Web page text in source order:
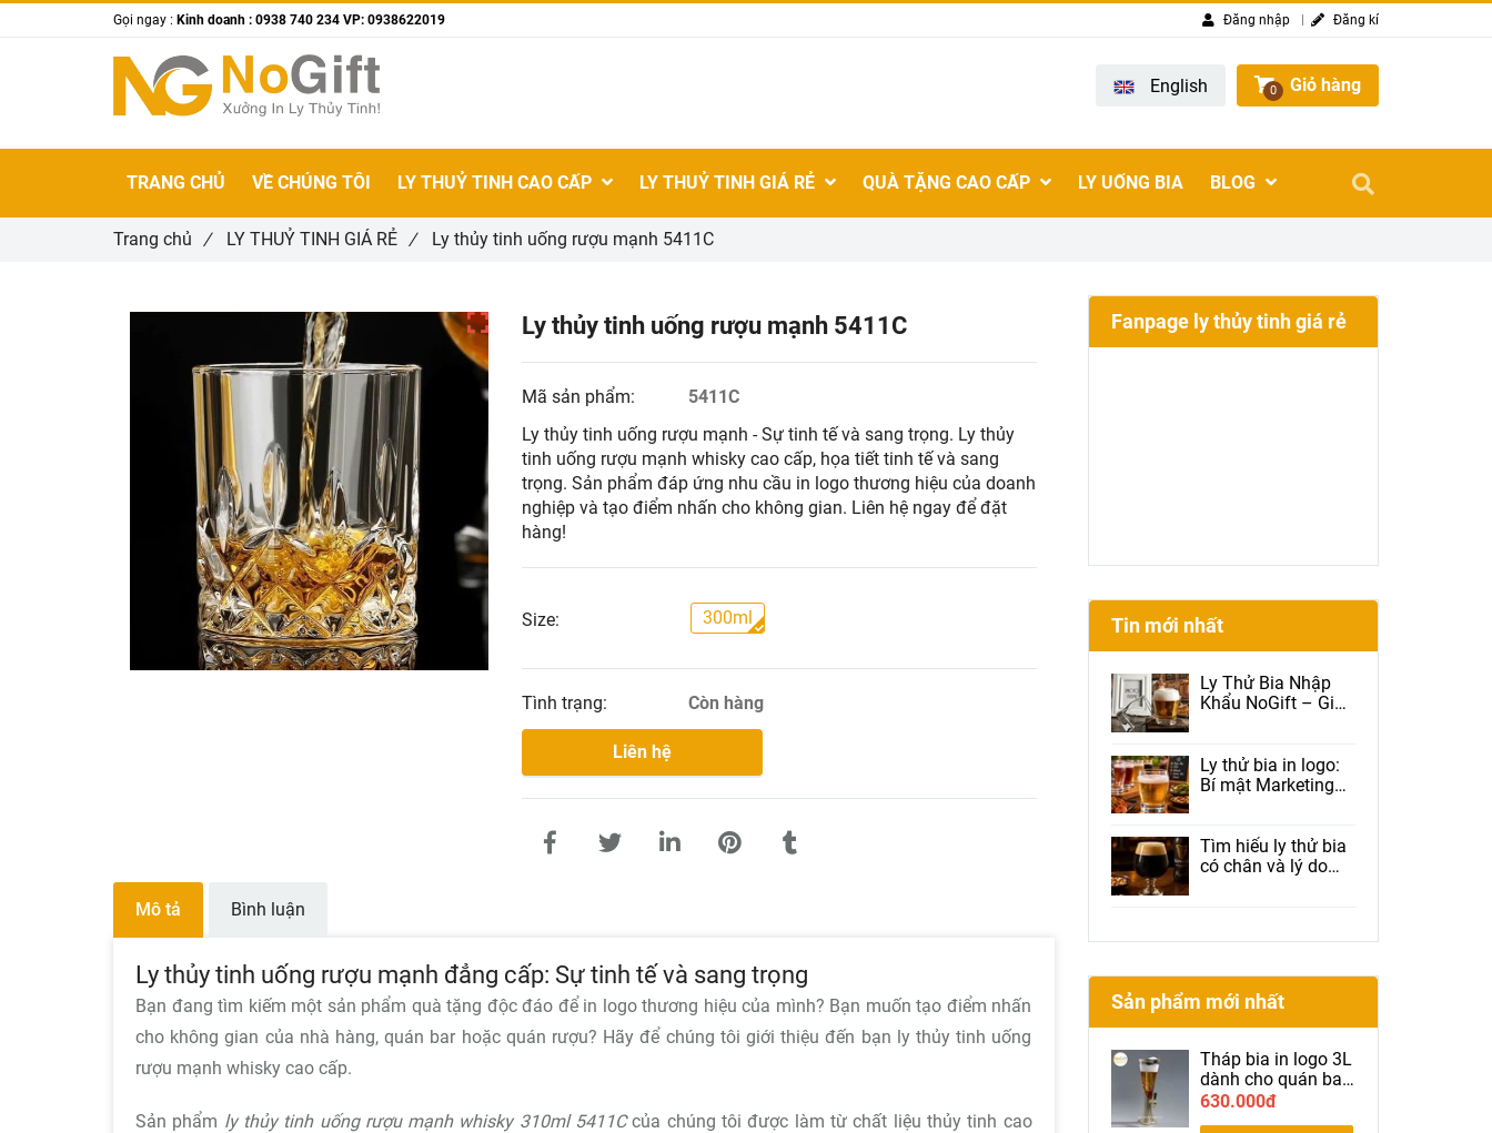
Ly thủy tinh uống rượu mạnh 5411C
Mã sản phẩm:
5411C
Ly thủy tinh uống rượu mạnh - Sự tinh tế và sang trọng. Ly thủy
tinh uống rượu mạnh whisky cao cấp, họa tiết tinh tế và sang
trọng. Sản phẩm đáp ứng nhu cầu in logo thương hiệu của doanh
nghiệp và tạo điểm nhấn cho không gian. Liên hệ ngay để đặt
hàng!
Size: 300ml
Tình trạng: Còn hàng
Liên hệ
Mô tả Bình luận
Ly thủy tinh uống rượu mạnh đẳng cấp: Sự tinh tế và sang trọng
Bạn đang tìm kiếm một sản phẩm quà tặng độc đáo để in logo thương hiệu của mình? Bạn muốn tạo điểm nhấn
cho không gian của nhà hàng, quán bar hoặc quán rượu? Hãy để chúng tôi giới thiệu đến bạn ly thủy tinh uống
rượu mạnh whisky cao cấp.
Sản phẩm ly thủy tinh uống rượu mạnh whisky 310ml 5411Ccủa chúng tôi được làm từ chất liệu thủy tinh cao
Fanpage ly thủy tinh giá rẻ
Tin mới nhất
Ly Thử Bia Nhập
Khẩu NoGift – Giải
Dùng
Ly thử bia in logo:
Bí mật Marketing
Check-in và giữ
chân khách hàng
Tìm hiểu ly thử bia
có chân và lý do
Sản phẩm mới nhất
Tháp bia in logo 3L
dành cho quán bar
nhà hàng bia màu
630.000đ
Trang chủ / LY THUỶ TINH GIÁ RẺ / Ly thủy tinh uống rượu mạnh 5411C
Gọi ngay : Kinh doanh : 0938 740 234 VP: 0938622019 Đăng nhập Đăng kí
English 0 Giỏ hàng
TRANG CHỦ VỀ CHÚNG TÔI LY THUỶ TINH CAO CẤP LY THUỶ TINH GIÁ RẺ QUÀ TẶNG CAO CẤP LY UỐNG BIA BLOG